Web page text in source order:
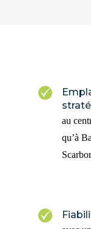
au
qu’à